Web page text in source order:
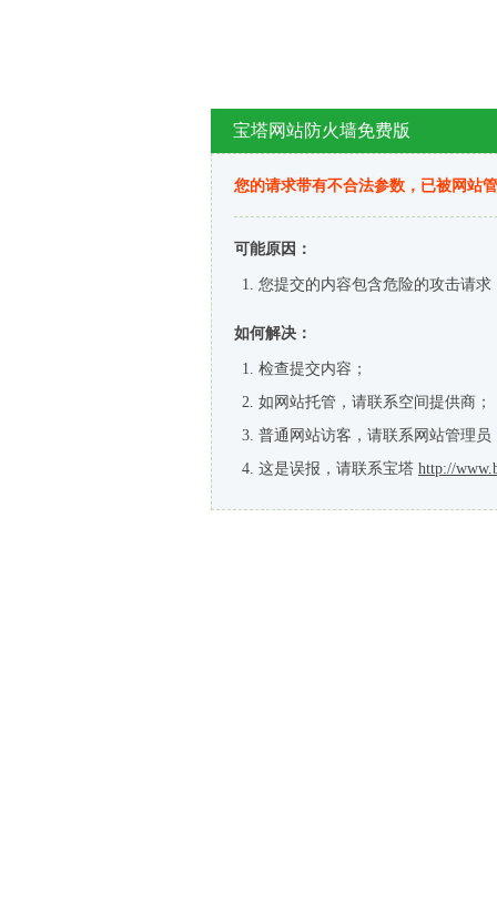
宝塔网站防火墙免费版
您的请求带有不合法参数，已被网站
可能原因：
您提交的内容包含危险的攻击请求
如何解决：
检查提交内容；
如网站托管，请联系空间提供商；
普通网站访客，请联系网站管理员
这是误报，请联系宝塔 http://